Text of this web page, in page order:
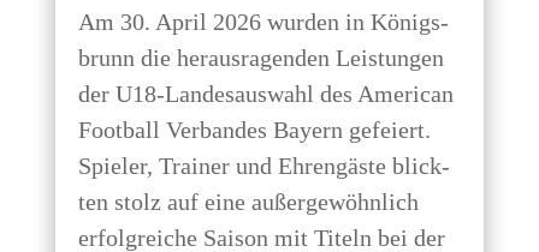
Am 30. April 2026 wur­den in Königs­
brunn die her­aus­ra­gen­den Leis­tun­gen
der U18-Lan­­des­aus­­wahl des Ame­ri­can
Foot­ball Ver­ban­des Bay­ern gefei­ert.
Spie­ler, Trai­ner und Ehren­gäs­te blick­
ten stolz auf eine außer­ge­wöhn­lich
erfolg­rei­che Sai­son mit Titeln bei der